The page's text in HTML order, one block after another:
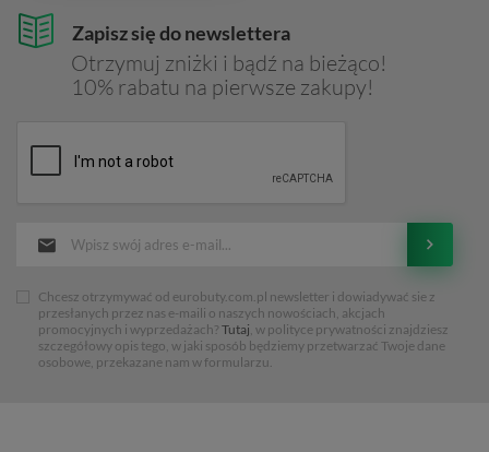
Zapisz się do newslettera
Otrzymuj zniżki i bądź na bieżąco!
10% rabatu na pierwsze zakupy!
Chcesz otrzymywać od eurobuty.com.pl newsletter i dowiadywać sie z
przesłanych przez nas e-maili o naszych nowościach, akcjach
promocyjnych i wyprzedażach? Tutaj, w polityce prywatności znajdziesz
szczegółowy opis tego, w jaki sposób będziemy przetwarzać Twoje dane
osobowe, przekazane nam w formularzu.